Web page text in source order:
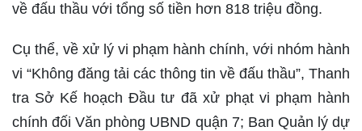
về đấu thầu với tổng số tiền hơn 818 triệu đồng.
Cụ thể, về xử lý vi phạm hành chính, với nhóm hành
vi “Không đăng tải các thông tin về đấu thầu”, Thanh
tra Sở Kế hoạch Đầu tư đã xử phạt vi phạm hành
chính đối Văn phòng UBND quận 7; Ban Quản lý dự